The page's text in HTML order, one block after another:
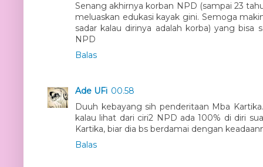
Senang akhirnya korban NPD (sampai 23
meluaskan edukasi kayak gini. Semoga
sadar kalau dirinya adalah korba) yang
NPD
Balas
Ade UFi 00.58
Duuh kebayang sih penderitaan Mba
kalau lihat dari ciri2 NPD ada 100% di diri
Kartika, biar dia bs berdamai dengan
Balas